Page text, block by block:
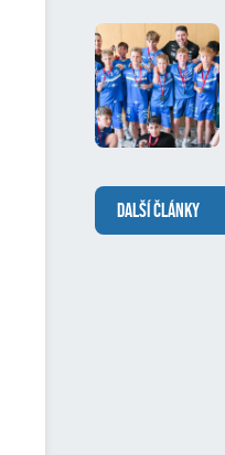
DALŠÍ ČLÁNKY